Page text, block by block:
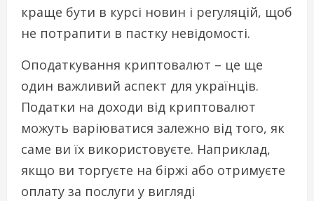
краще бути в курсі новин і регуляцій, щоб
не потрапити в пастку невідомості.
Оподаткування криптовалют – це ще
один важливий аспект для українців.
Податки на доходи від криптовалют
можуть варіюватися залежно від того, як
саме ви їх використовуєте. Наприклад,
якщо ви торгуєте на біржі або отримуєте
оплату за послуги у вигляді